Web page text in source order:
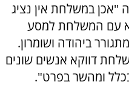
במשלחת אין נציג
עם המשלחת למסע
ביהודה ושומרון.
דווקא אנשים שונים
ומהשר בפרט".